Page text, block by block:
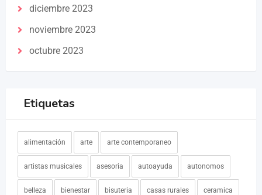
diciembre 2023
noviembre 2023
octubre 2023
Etiquetas
alimentación arte arte contemporaneo
artistas musicales asesoria autoayuda autonomos
belleza bienestar bisuteria casas rurales ceramica